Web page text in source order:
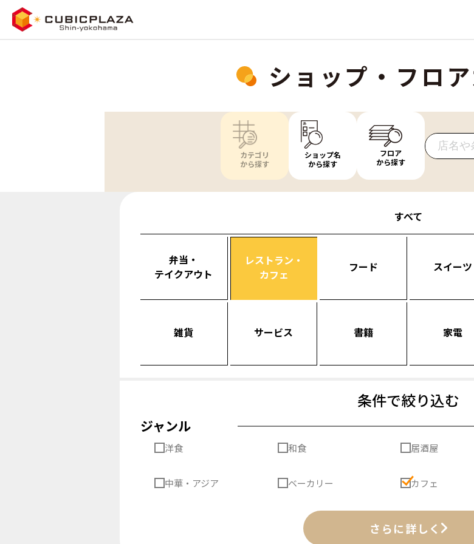
ショップ・フロ
カテゴリ
から探す
ショップ名
から探す
フロア
から探す
すべて
弁当・
テイクアウト
レストラン・
カフェ
フード スイーツ
雑貨 サービス 書籍 家電
条件で絞り込む
ジャンル
洋食 和食 居酒屋
中華・アジア ベーカリー カフェ
さらに詳しく